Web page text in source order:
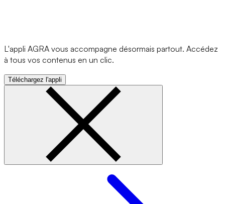
L'appli AGRA vous accompagne désormais partout. Accédez
à tous vos contenus en un clic.
Téléchargez l'appli